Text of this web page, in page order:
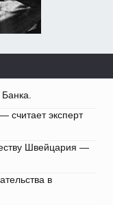
считает эксперт
Швейцария —
в